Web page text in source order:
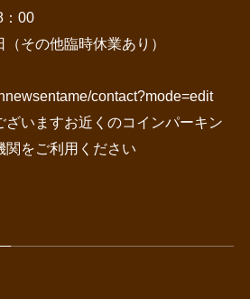
00
の他臨時休業あり）
contact?mode=edit
いますお近くのコインパーキン
関をご利用ください